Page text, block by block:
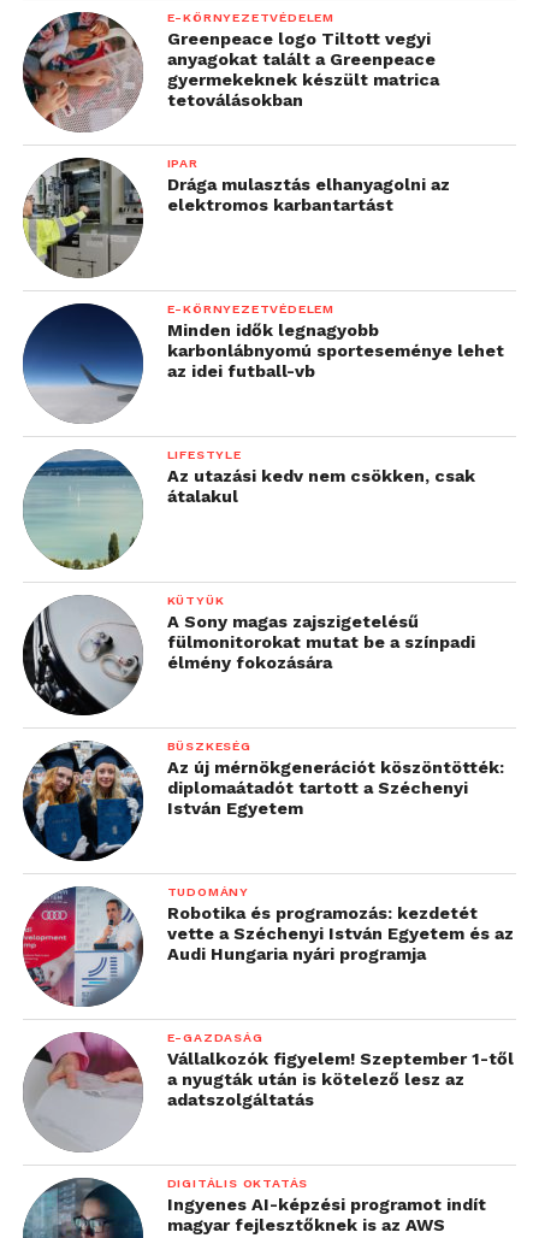
minden szakon tanácsadó testület segítse az oktatás
és a munkaerőpiac összehangolását. Megjegyezte:
fontos, hogy partnereik lássák, évről évre értékelik
szakjaikat, és nyitottak a munkaerőpiacról érkező
visszajelzésekre és a javaslatokra.
További friss híreket talál aTechnokrata
Csatlakozzon hozzánk a
E-KÖRNYEZETVÉDELEM
Greenpeace logo Tiltott vegyi
anyagokat talált a Greenpeace
gyermekeknek készült matrica
tetoválásokban
IPAR
Drága mulasztás elhanyagolni az
elektromos karbantartást
E-KÖRNYEZETVÉDELEM
Minden idők legnagyobb
karbonlábnyomú sporteseménye lehet
az idei futball-vb
LIFESTYLE
Az utazási kedv nem csökken, csak
átalakul
KÜTYÜK
A Sony magas zajszigetelésű
fülmonitorokat mutat be a színpadi
élmény fokozására
BÜSZKESÉG
Az új mérnökgenerációt köszöntötték:
diplomaátadót tartott a Széchenyi
István Egyetem
TUDOMÁNY
Robotika és programozás: kezdetét
vette a Széchenyi István Egyetem és az
Audi Hungaria nyári programja
E-GAZDASÁG
Vállalkozók figyelem! Szeptember 1-től
a nyugták után is kötelező lesz az
adatszolgáltatás
DIGITÁLIS OKTATÁS
Ingyenes AI-képzési programot indít
magyar fejlesztőknek is az AWS